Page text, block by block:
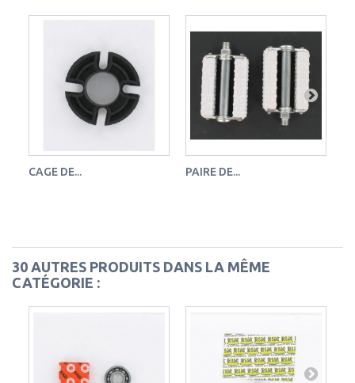
CAGE DE... PAIRE DE...
30 AUTRES PRODUITS DANS LA MÊME
CATÉGORIE :